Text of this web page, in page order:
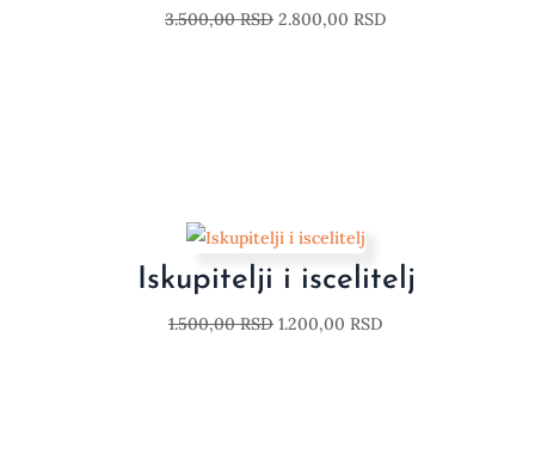
3.500,00RSD 2.800,00 RSD
Iskupitelji i iscelitelj
1.500,00RSD 1.200,00 RSD